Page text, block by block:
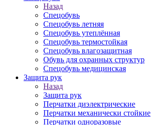
Назад
Спецобувь
Спецобувь летняя
Спецобувь утеплённая
Спецобувь термостойкая
Спецобувь влагозащитная
Обувь для охранных структур
Спецобувь медицинская
Защита рук
Назад
Защита рук
Перчатки диэлектрические
Перчатки механически стойкие
Перчатки одноразовые